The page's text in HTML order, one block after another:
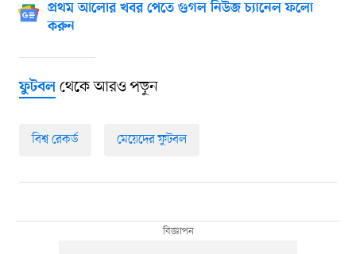
প্রথম আলোর খবর পেতে গুগল নিউজ চ্যানেল ফলো
করুন
ফুটবলথেকে আরও পড়ুন
বিশ্ব রেকর্ড মেয়েদের ফুটবল